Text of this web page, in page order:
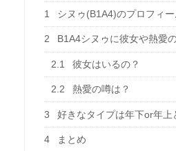
1 シヌゥ(B1A4)のプロフィ
2 B1A4シヌゥに彼女や熱愛
2.1 彼女はいるの？
2.2 熱愛の噂は？
3 好きなタイプは年下or年上
4 まとめ